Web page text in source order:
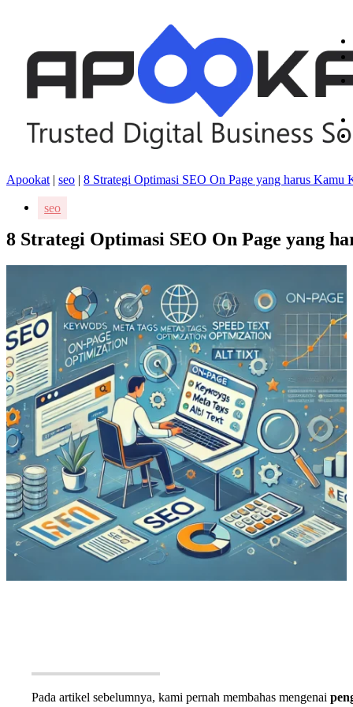
Apookat | seo | 8 Strategi Optimasi SEO On Page yang harus Kamu
seo
8 Strategi Optimasi SEO On Page yang
Pada artikel sebelumnya, kami pernah membahas mengenai